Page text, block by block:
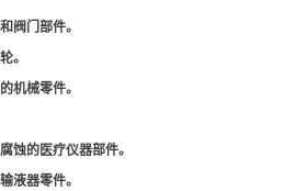
阀门部件。
。
机械零件。
蚀的医疗仪器部件。
液器零件。